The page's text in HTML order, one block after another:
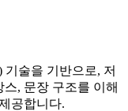
기술을 기반으로, 저
, 문장 구조를 이해
공합니다.